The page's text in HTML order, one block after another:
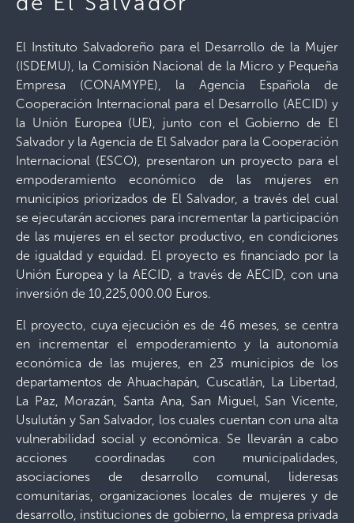
El Instituto Salvadoreño para el Desarrollo de la Mujer
(ISDEMU), la Comisión Nacional de la Micro y Pequeña
Empresa (CONAMYPE), la Agencia Española de
Cooperación Internacional para el Desarrollo (AECID) y
la Unión Europea (UE), junto con el Gobierno de El
Salvador y la Agencia de El Salvador para la Cooperación
Internacional (ESCO), presentaron un proyecto para el
empoderamiento económico de las mujeres en
municipios priorizados de El Salvador, a través del cual
se ejecutarán acciones para incrementar la participación
de las mujeres en el sector productivo, en condiciones
de igualdad y equidad. El proyecto es financiado por la
Unión Europea y la AECID, a través de AECID, con una
inversión de 10,225,000.00 Euros.
El proyecto, cuya ejecución es de 46 meses, se centra
en incrementar el empoderamiento y la autonomía
económica de las mujeres, en 23 municipios de los
departamentos de Ahuachapán, Cuscatlán, La Libertad,
La Paz, Morazán, Santa Ana, San Miguel, San Vicente,
Usulután y San Salvador, los cuales cuentan con una alta
vulnerabilidad social y económica. Se llevarán a cabo
acciones coordinadas con municipalidades,
asociaciones de desarrollo comunal, lideresas
comunitarias, organizaciones locales de mujeres y de
desarrollo, instituciones de gobierno, la empresa privada